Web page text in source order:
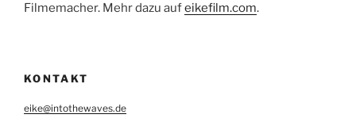
Filmemacher. Mehr dazu aufeikefilm.com.
KONTAKT
eike@intothewaves.de